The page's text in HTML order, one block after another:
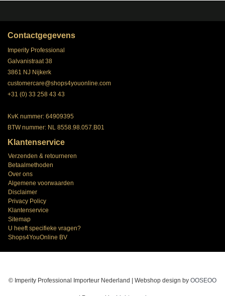
Contactgegevens
Imperity Professional
Galvanistraat 38
3861 NJ Nijkerk
customercare@shops4youonline.com
+31 (0) 33 258 43 43
KvK nummer: 64909395
BTW nummer: NL 8558.98.057.B01
Klantenservice
Verzenden & retourneren
Betaalmethoden
Over ons
Algemene voorwaarden
Disclaimer
Privacy Policy
Klantenservice
Sitemap
U heeft specifieke vragen?
Shops4YouOnline BV
© Imperity Professional Importeur Nederland | Webshop design by OOSEOO